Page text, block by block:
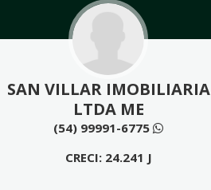
SAN VILLAR IMOBILIARIA
LTDA ME
(54) 99991-6775
CRECI: 24.241 J